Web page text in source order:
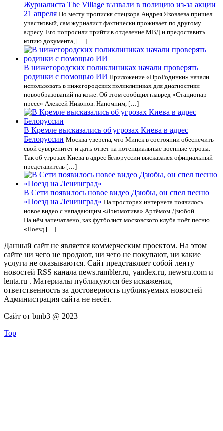
Журналиста The Village вызвали в полицию из-за акции
21 апреля По месту прописки спецкора Андрея Яковлева пришел
участковый, сам журналист фактически проживает по другому
адресу. Его попросили прийти в отделение МВД и предоставить
копию документа, […]
В нижегородских поликлиниках начали проверять
родинки с помощью ИИ Приложение «ПроРодинки» начали
использовать в нижегородских поликлиниках для диагностики
новообразований на коже. Об этом сообщил главред «Стационар-
пресс» Алексей Никонов. Напомним, […]
В Кремле высказались об угрозах Киева в адрес
Белоруссии Москва уверена, что Минск в состоянии обеспечить
свой суверенитет и дать ответ на потенциальные военные угрозы.
Так об угрозах Киева в адрес Белоруссии высказался официальный
представитель […]
В Сети появилось новое видео Дзюбы, он спел песню
«Поезд на Ленинград» На просторах интернета появилось
новое видео с нападающим «Локомотива» Артёмом Дзюбой.
На нём запечатлено, как футболист московского клуба поёт песню
«Поезд […]
Данный сайт не является коммерческим проектом. На этом
сайте ни чего не продают, ни чего не покупают, ни какие
услуги не оказываются. Сайт представляет собой ленту
новостей RSS канала news.rambler.ru, yandex.ru, newsru.com и
lenta.ru . Материалы публикуются без искажения,
ответственность за достоверность публикуемых новостей
Администрация сайта не несёт.
Сайт от bmb3 @ 2023
Top